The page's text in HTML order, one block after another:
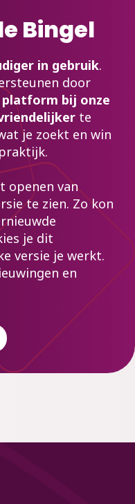
Bingel
in gebruik.
door
bij onze
te
je zoekt en win
openen van
te zien. Zo kon
je dit
versie je werkt.
en